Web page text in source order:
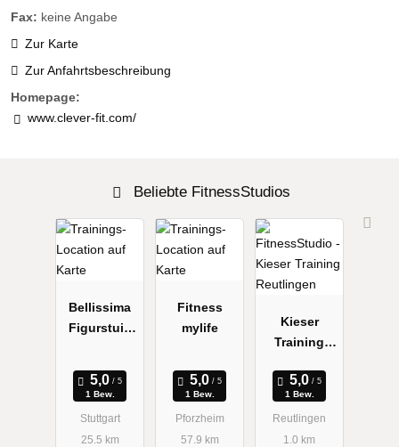
Fax: keine Angabe
Zur Karte
Zur Anfahrtsbeschreibung
Homepage:
www.clever-fit.com/
Beliebte FitnessStudios
Bellissima
Figurstuio
1 Bew.
Stuttgart
25.5 km
Fitness
mylife
1 Bew.
Pforzheim
57.9 km
Kieser
Training
1 Bew.
Reutlingen
1.0 km